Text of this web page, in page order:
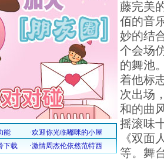
藤完美
佰的音
妙的结
个会场
的舞池
着他标
次出场
和的曲
摇滚味
《双面
等。舞